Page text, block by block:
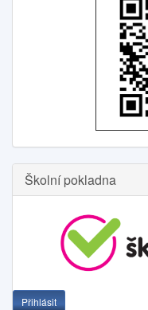
Školní pokladna
Přihlásit